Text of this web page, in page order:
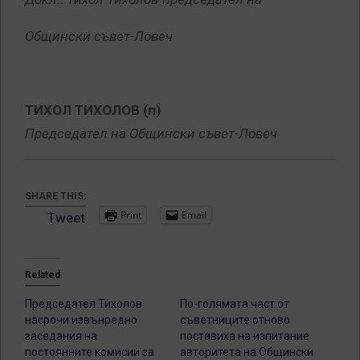
Общински съвет-Ловеч
ТИХОЛ ТИХОЛОВ (п)
Председател на Общински съвет-Ловеч
SHARE THIS:
Tweet Print Email
Related
Председател Тихолов
насрочи извънредно
заседания на
постоянните комисии за
По-голямата част от
съветниците отново
поставиха на изпитание
авторитета на Общински